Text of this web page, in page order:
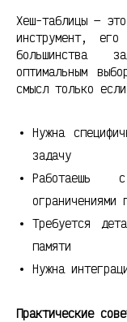
Хеш-таблицы —
инструмент,
большинства
оптимальным
смысл только
Нужна
задачу
Работаешь
ограничениями
Требуется
памяти
Нужна
Практические